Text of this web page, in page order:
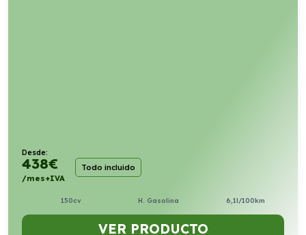
Desde:
438€
/mes+IVA
Todo incluido
150cv H. Gasolina 6,1l/100km
VER PRODUCTO